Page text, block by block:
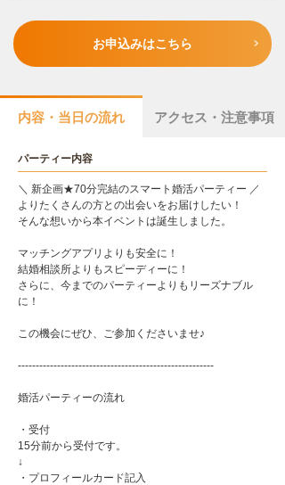
お申込みはこちら
内容・当日の流れ アクセス・注意事項
パーティー内容
＼ 新企画★70分完結のスマート婚活パーティー ／
よりたくさんの方との出会いをお届けしたい！
そんな想いから本イベントは誕生しました。
マッチングアプリよりも安全に！
結婚相談所よりもスピーディーに！
さらに、今までのパーティーよりもリーズナブル
に！
この機会にぜひ、ご参加くださいませ♪
-------------------------------------------------------
婚活パーティーの流れ
・受付
15分前から受付です。
↓
・プロフィールカード記入